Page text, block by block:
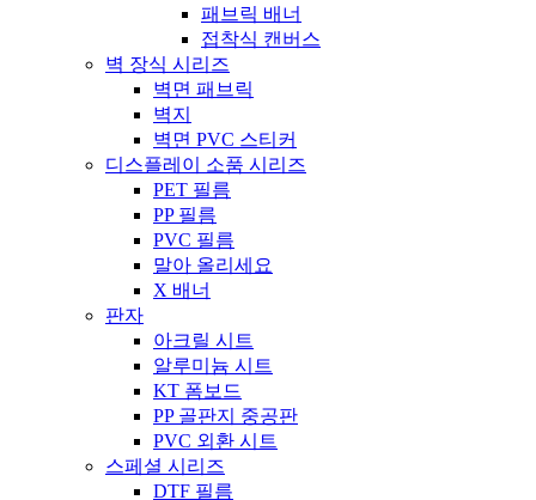
패브릭 배너
접착식 캔버스
벽 장식 시리즈
벽면 패브릭
벽지
벽면 PVC 스티커
디스플레이 소품 시리즈
PET 필름
PP 필름
PVC 필름
말아 올리세요
X 배너
판자
아크릴 시트
알루미늄 시트
KT 폼보드
PP 골판지 중공판
PVC 외환 시트
스페셜 시리즈
DTF 필름